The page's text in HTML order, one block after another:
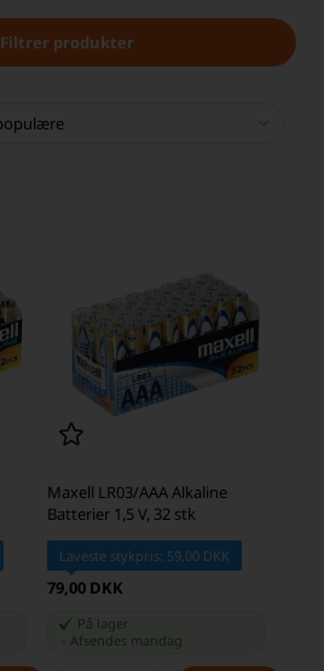
Filtrer produkter
Maxell LR03/AAA Alkaline
Batterier 1,5 V, 32 stk
Laveste stykpris: 59,00 DKK
79,00 DKK
På lager
Afsendes mandag